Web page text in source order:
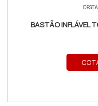
BASTÃO INFLÁVEL